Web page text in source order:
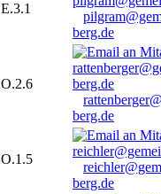
E.3.1
berg.de
O.2.6
berg.de
O.1.5
berg.de